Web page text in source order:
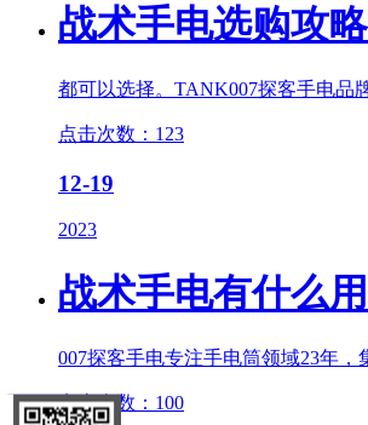
战术手电选购攻
都可以选择。TANK007探客手电品
点击次数：123
12-19
2023
战术手电有什么
007探客手电专注手电筒领域23年
点击次数：100